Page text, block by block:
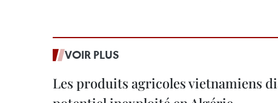
VOIR PLUS
Les produits agricoles vietnamiens